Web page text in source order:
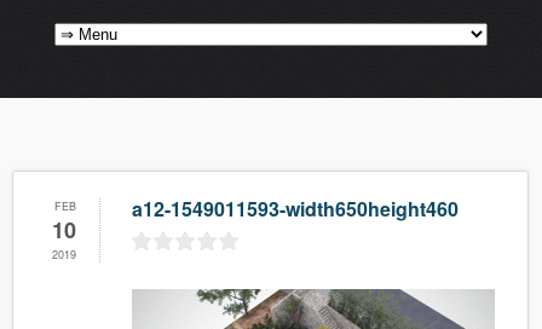
FEB
10
2019
a12-1549011593-width650height460